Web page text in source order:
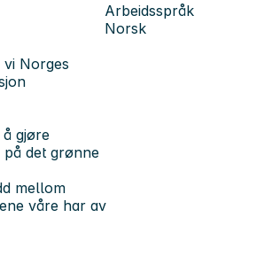
Arbeidsspråk
Norsk
Norges
gjøre
det grønne
mellom
våre har av